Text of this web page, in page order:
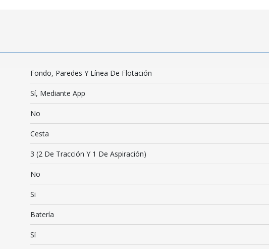
Fondo, Paredes Y Línea De Flotación
Sí, Mediante App
No
Cesta
3 (2 De Tracción Y 1 De Aspiración)
No
Si
Batería
Sí